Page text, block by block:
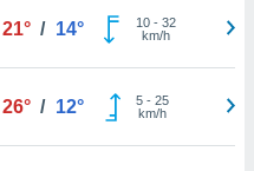
21° / 14° 10- 32
km/h
26° / 12° 5- 25
km/h